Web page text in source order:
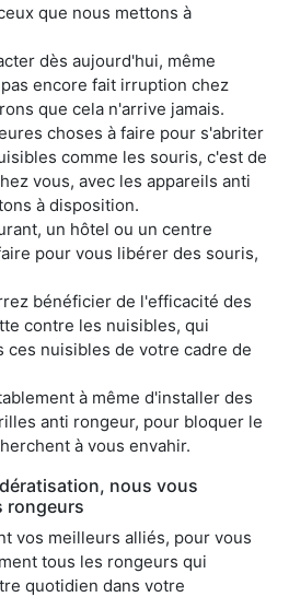
que nous mettons à
dès aujourd'hui, même
encore fait irruption chez
que cela n'arrive jamais.
choses à faire pour s'abriter
comme les souris, c'est de
vous, avec les appareils anti
à disposition.
un hôtel ou un centre
pour vous libérer des souris,
bénéficier de l'efficacité des
contre les nuisibles, qui
ces nuisibles de votre cadre de
à même d'installer des
anti rongeur, pour bloquer le
à vous envahir.
nous vous
rongeurs
vos meilleurs alliés, pour vous
tous les rongeurs qui
quotidien dans votre